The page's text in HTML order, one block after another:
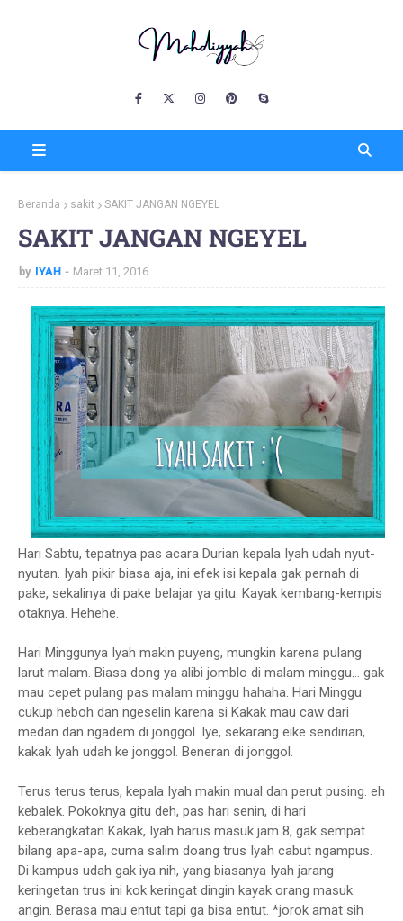
Beranda sakit SAKIT JANGAN NGEYEL
SAKIT JANGAN NGEYEL
by IYAH Maret 11, 2016
Hari Sabtu, tepatnya pas acara Durian kepala Iyah udah nyut-
nyutan. Iyah pikir biasa aja, ini efek isi kepala gak pernah di
pake, sekalinya di pake belajar ya gitu. Kayak kembang-kempis
otaknya. Hehehe.
Hari Minggunya Iyah makin puyeng, mungkin karena pulang
larut malam. Biasa dong ya alibi jomblo di malam minggu... gak
mau cepet pulang pas malam minggu hahaha. Hari Minggu
cukup heboh dan ngeselin karena si Kakak mau caw dari
medan dan ngadem di jonggol. Iye, sekarang eike sendirian,
kakak Iyah udah ke jonggol. Beneran di jonggol.
Terus terus terus, kepala Iyah makin mual dan perut pusing. eh
kebalek. Pokoknya gitu deh, pas hari senin, di hari
keberangkatan Kakak, Iyah harus masuk jam 8, gak sempat
bilang apa-apa, cuma salim doang trus Iyah cabut ngampus.
Di kampus udah gak iya nih, yang biasanya Iyah jarang
keringetan trus ini kok keringat dingin kayak orang masuk
angin. Berasa mau entut tapi ga bisa entut. *jorok amat sih